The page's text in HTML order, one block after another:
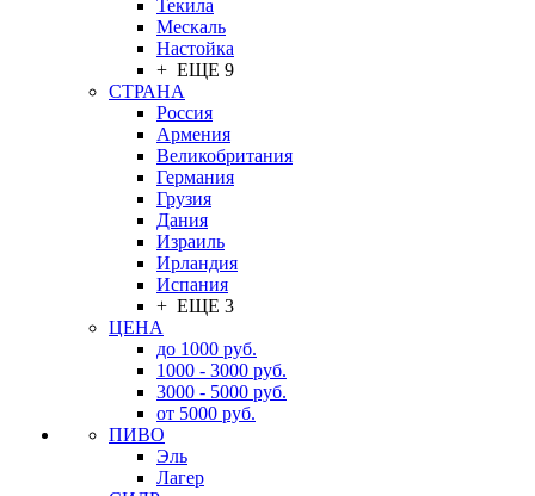
Текила
Мескаль
Настойка
+ ЕЩЕ 9
СТРАНА
Россия
Армения
Великобритания
Германия
Грузия
Дания
Израиль
Ирландия
Испания
+ ЕЩЕ 3
ЦЕНА
до 1000 руб.
1000 - 3000 руб.
3000 - 5000 руб.
от 5000 руб.
ПИВО
Эль
Лагер